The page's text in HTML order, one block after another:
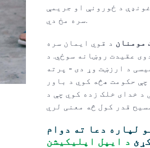
د ځورونې او جریمې
سره مخ دي.
مومنان د قوي ایمان سره
عقیدت روښانه سوځي. د
د ارزښت وړ دی - پرته
حکومت هڅه کوي د باور
خدای خلک زده کوي چې د
لپاره دعا ته دوام